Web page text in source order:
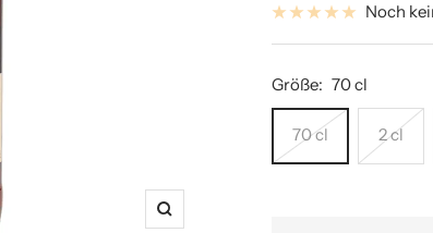
Zoom
Noch
Größe: 70 cl
70 cl 2 cl